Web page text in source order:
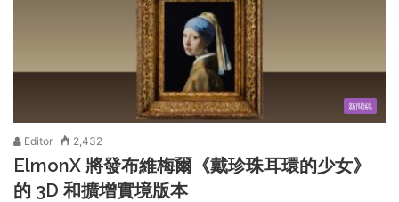
新聞稿
Editor 2,432
ElmonX 將發布維梅爾《戴珍珠耳環的少女》
的 3D 和擴增實境版本